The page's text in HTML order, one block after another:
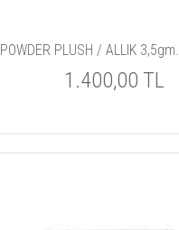
POWDER PLUSH / ALLIK 3,5gm.
1.400,00 TL